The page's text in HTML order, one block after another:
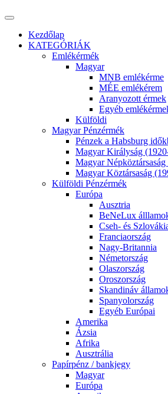
Kezdőlap
KATEGÓRIÁK
Emlékérmék
Magyar
MNB emlékérme
MÉE emlékérem
Aranyozott érmek
Egyéb
Külföldi
Magyar Pénzérmék
Pénzek a Habsburg
Magyar Királyság
Magyar
Magyar Köztársaság
Külföldi Pénzérmék
Európa
Ausztria
BeNeLux
Cseh- és
Franciaország
Nagy-Britannia
Németország
Olaszország
Oroszország
Skandináv
Spanyolország
Egyéb Európai
Amerika
Ázsia
Afrika
Ausztrália
Papírpénz / bankjegy
Magyar
Európa